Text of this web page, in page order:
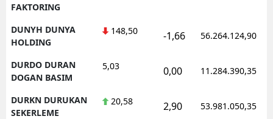
FAKTORING
DUNYH DUNYA
HOLDING
148,50 -1,66 56.264.124,90
DURDO DURAN
DOGAN BASIM
5,03 0,00 11.284.390,35
DURKN DURUKAN
SEKERLEME
20,58 2,90 53.981.050,35